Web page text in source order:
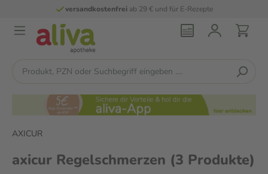
versandkostenfreiab 29 € und für E-Rezepte
AXICUR
axicur Regelschmerzen (3 Produkte)